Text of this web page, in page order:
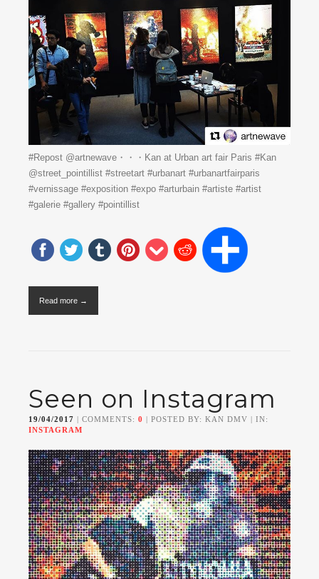
#Repost @artnewave・・・Kan at Urban art fair Paris #Kan
@street_pointillist #streetart #urbanart #urbanartfairparis
#vernissage #exposition #expo #arturbain #artiste #artist
#galerie #gallery #pointillist
Read more →
Seen on Instagram
19/04/2017 | COMMENTS: 0
| POSTED BY: KAN DMV | IN:
INSTAGRAM